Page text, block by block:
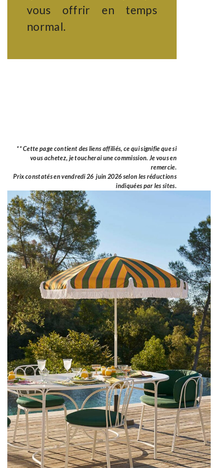
vous offrir en temps
normal.
** Cette page contient des liens affiliés, ce qui signifie que si
vous achetez, je toucherai une commission. Je vous en
remercie.
Prix constatés en vendredi 26 juin 2026 selon les réductions
indiquées par les sites.